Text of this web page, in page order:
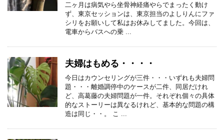
二ヶ月は病気やら坐骨神経痛やらでまったく動け
ず、東京セッションは、東京担当のよしりんにファ
シリをお願いして私はお休みしてました。今回は、
電車からバスへの乗 ...
夫婦はもめる・・・・
今日はカウンセリングが三件・・・いずれも夫婦問
題・・・離婚調停中のケースが二件、同居だけれ
ど、高葛藤の夫婦問題が一件。それぞれ個々の具体
的なストーリーは異なるけれど、基本的な問題の構
造は同じ・・。 こ ...